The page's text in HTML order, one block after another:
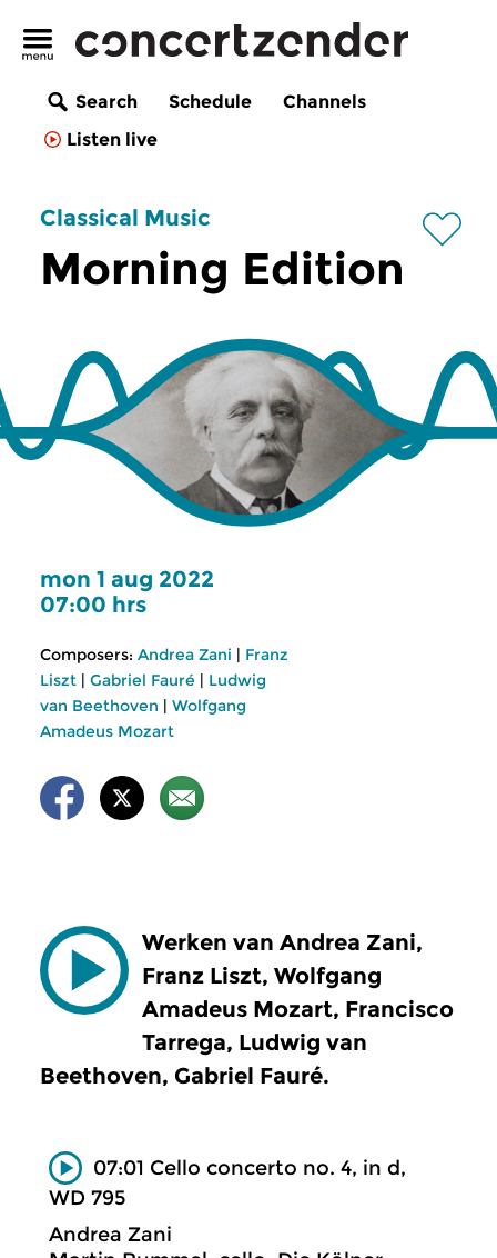
Search Schedule
Channels
Listen live
Classical Music
Morning Edition
mon 1 aug 2022
07:00 hrs
Composers: Andrea Zani | Franz
Liszt | Gabriel Fauré | Ludwig
van Beethoven | Wolfgang
Amadeus Mozart
Werken van Andrea Zani,
Franz Liszt, Wolfgang
Amadeus Mozart, Francisco
Tarrega, Ludwig van
Beethoven, Gabriel Fauré.
07:01 Cello concerto no. 4, in d,
WD 795
Andrea Zani